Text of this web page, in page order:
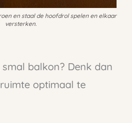
en staal de hoofdrol spelen en elkaar
versterken.
balkon? Denk dan
optimaal te